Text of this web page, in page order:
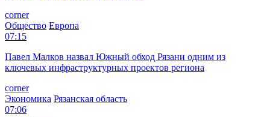
corner
Общество Европа
07:15
Павел Малков назвал Южный обход Рязани одним из
ключевых инфраструктурных проектов региона
corner
Экономика Рязанская область
07:06